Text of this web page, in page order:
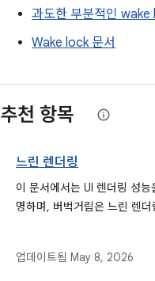
과도한 부분적인 wake
Wake lock 문서
추천 항목
느린 렌더링
이 문서에서는 UI 렌더링 성능
명하며, 버벅거림은 느린 렌더
니다. 원활한 사용자 환경을 유
업데이트됨 May 8, 2026